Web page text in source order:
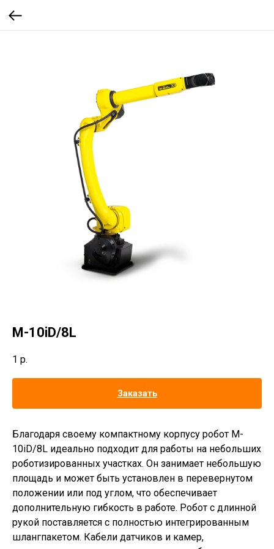
M-10iD/8L
1 р.
Заказать
Благодаря своему компактному корпусу робот M-
10iD/8L идеально подходит для работы на небольших
роботизированных участках. Он занимает небольшую
площадь и может быть установлен в перевернутом
положении или под углом, что обеспечивает
дополнительную гибкость в работе. Робот с длинной
рукой поставляется с полностью интегрированным
шлангпакетом. Кабели датчиков и камер,